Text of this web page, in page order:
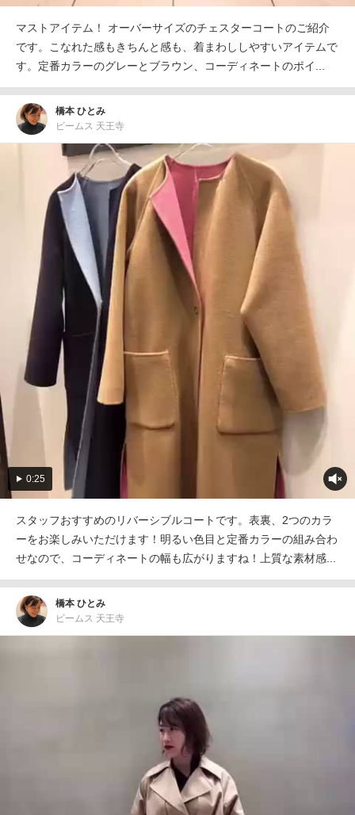
マストアイテム！ オーバーサイズのチェスターコートのご紹介
です。こなれた感もきちんと感も、着まわししやすいアイテムで
す。定番カラーのグレーとブラウン、コーディネートのポイ...
橋本 ひとみ
ビームス 天王寺
0:25
スタッフおすすめのリバーシブルコートです。表裏、2つのカラ
ーをお楽しみいただけます！明るい色目と定番カラーの組み合わ
せなので、コーディネートの幅も広がりますね！上質な素材感...
橋本 ひとみ
ビームス 天王寺